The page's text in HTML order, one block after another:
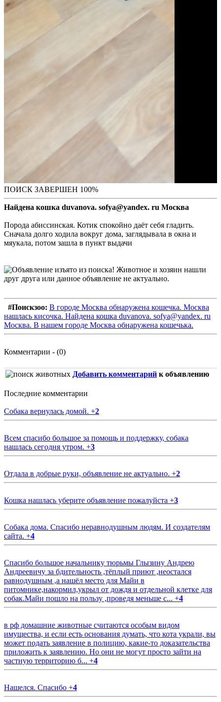
ПОИСК ЗАВЕРШЕН 100%
Найдена кошка duvanova. sofya@yandex. ru Москва
Порода абиссинская. Котик спокойно даёт себя гладить.
Сначала долго ходила вокруг дома, заглядывала в окна и
мяукала, потом зашла в пункт выдачи
#Поискзоо: В городе Москва обнаружена кошечка. Москва
нашлась кисочка. Найдена кошка duvanova. sofya@yandex. ru
Москва. В нашем городе Москва обнаружена кошечька.
Комментарии - (0)
Добавить комментарий к объявлению
Последние комментарии
Собака вернулась домой. +2
Всем спасибо большое за помощь и поддержку, собака
нашлась сегодня утром. +3
Отдала в добрые руки, объявление не актуально. +2
Кошка нашлась уберите объявление пожалуйста +3
Собака дома. Спасибо неравнодушным людям. И создателям
сайта. +4
Спасибо большое начальнику тюрьмы Глызину Андрею
Андреевичу за бдительность ,тёплый приют ,неостался
равнодушным ,а нашёл место для Майи в
питомнике,накормил,укрыл от дождя и отдельной клетке для
собак.Майи пошло на пользу ,проведя меньше с... +4
в рф домашние животные считаются особым видом
имущества, и если есть основания думать, что кота украли, вы
может подать заявление в полицию, какие-то доказательства
приложить к заявлению. Но они не могут просто зайти на
частную территорию б... +4
Нашелся. Спасибо +4